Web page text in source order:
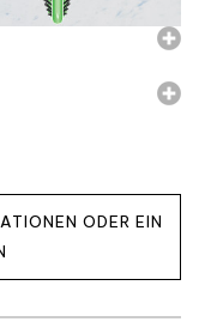
ODER EIN